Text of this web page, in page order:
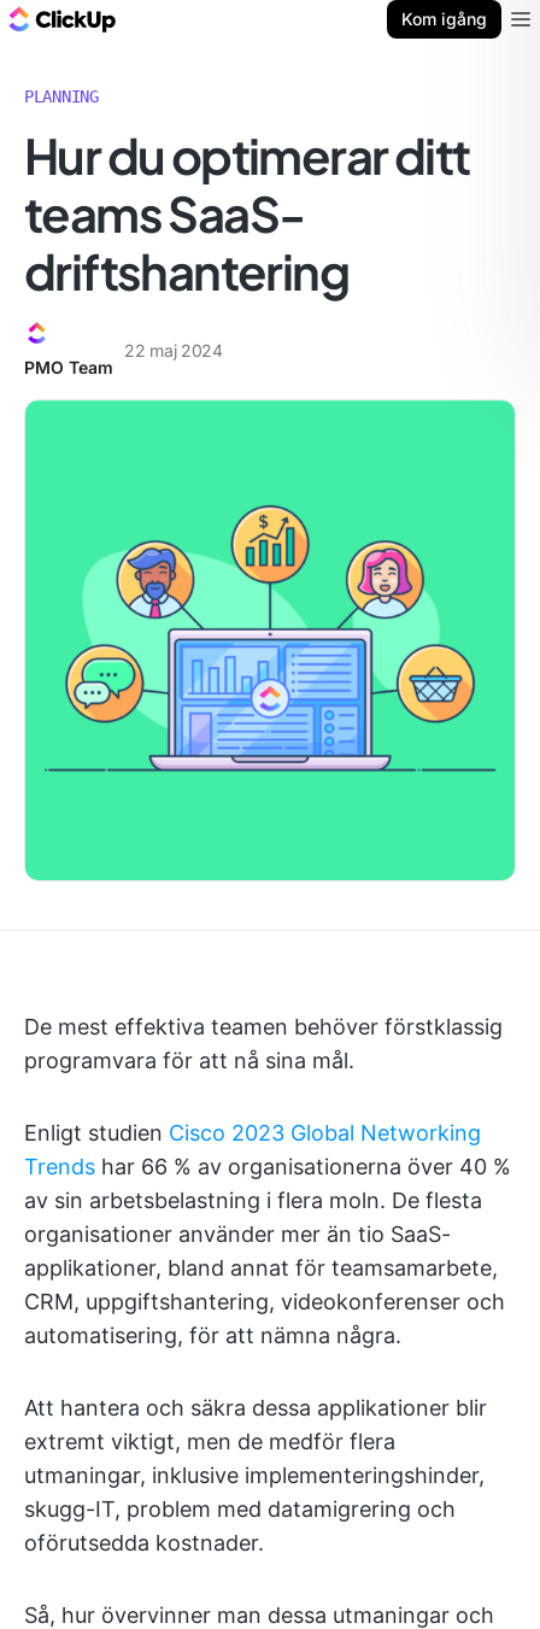
Kom igång
PLANNING
Hur du optimerar ditt
teams SaaS-
driftshantering
PMO Team
22 maj 2024
De mest effektiva teamen behöver förstklassig
programvara för att nå sina mål.
Enligt studien Cisco 2023 Global Networking
Trends har 66 % av organisationerna över 40 %
av sin arbetsbelastning i flera moln. De flesta
organisationer använder mer än tio SaaS-
applikationer, bland annat för teamsamarbete,
CRM, uppgiftshantering, videokonferenser och
automatisering, för att nämna några.
Att hantera och säkra dessa applikationer blir
extremt viktigt, men de medför flera
utmaningar, inklusive implementeringshinder,
skugg-IT, problem med datamigrering och
oförutsedda kostnader.
Så, hur övervinner man dessa utmaningar och